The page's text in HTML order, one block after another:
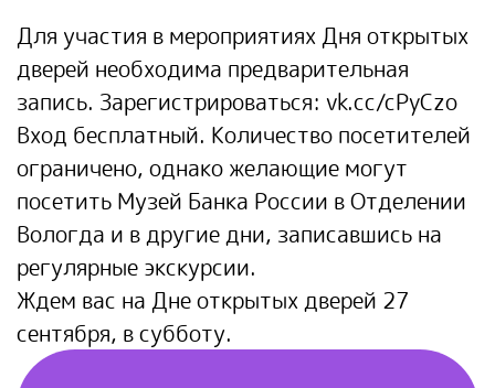
Для участия в мероприятиях Дня открытых
дверей необходима предварительная
запись. Зарегистрироваться: vk.cc/cPyCzo
Вход бесплатный. Количество посетителей
ограничено, однако желающие могут
посетить Музей Банка России в Отделении
Вологда и в другие дни, записавшись на
регулярные экскурсии.
Ждем вас на Дне открытых дверей 27
сентября, в субботу.